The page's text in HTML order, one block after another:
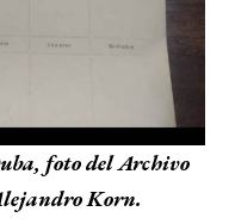
foto del Archivo
Korn.